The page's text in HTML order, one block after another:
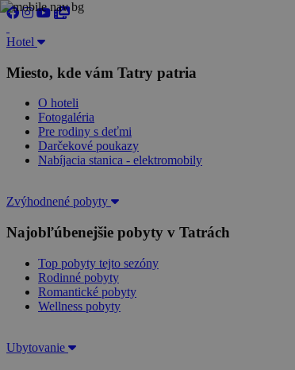
Hotel
Miesto, kde vám Tatry patria
O hoteli
Fotogaléria
Pre rodiny s deťmi
Darčekové poukazy
Nabíjacia stanica - elektromobily
Zvýhodnené pobyty
Najobľúbenejšie pobyty v Tatrách
Top pobyty tejto sezóny
Rodinné pobyty
Romantické pobyty
Wellness pobyty
Ubytovanie